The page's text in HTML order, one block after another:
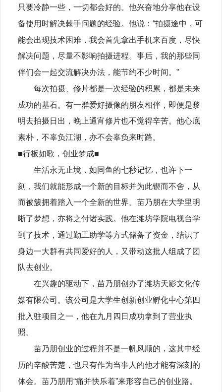
只要冷静一些，一切都会好的。他兴奋地分享他在设
备使用时解决棘手问题的经验。他说：“拍摄途中，可
能会出现技术困难，我会首先拿出手机来百度，尽快
解决问题，尽量不影响拍摄进程。事后，我的那些同
伴们会一起交流解决办法，能节约不少时间。”
每次拍摄、修片都是一次经验的积累，都是未来
成功的基石。有一群爱好摄像的朋友相伴，即便是黎
明去拍摄日出，晚上通宵修片也不觉得辛苦。他心底
素朴，不辜负江湖，亦不会辜负来时路。
■行板如歌，创业梦成■
生活永无止境，如同鱼的七秒记忆，也许下一
刻，我们就能形成一个新的目标并为此锲而不舍，从
而被簇拥着踏入一个全新的世界。苗乃朋在大学里明
晰了梦想，亦将之付诸实践。他在潍坊学院电视台学
到了技术，通过勤工助学等方式储备了资金，结识了
身边一大群有共同爱好的人，又带动这批人组成了团
队去创业。
在兴趣的驱动下，苗乃朋创办了潍坊天影文化传
媒有限公司。该公司是大学生创新创业孵化中心第四
批入驻项目之一，他在九月四日成功拿到了营业执
照。
苗乃朋创业的过程并不是一帆风顺的，这其中经
历的辛酸苦楚，也只有作为当事人的他才能有深刻的
体会。苗乃朋用“痛并快乐着”来形容自己的创业路。